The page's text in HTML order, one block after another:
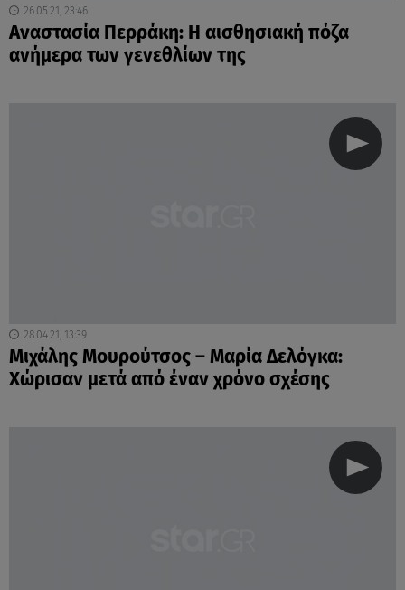
26.05.21, 23:46
Αναστασία Περράκη: Η αισθησιακή πόζα
ανήμερα των γενεθλίων της
28.04.21, 13:39
Μιχάλης Μουρούτσος – Μαρία Δελόγκα:
Χώρισαν μετά από έναν χρόνο σχέσης